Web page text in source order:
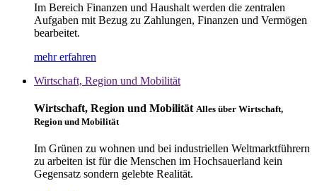
Im Bereich Finanzen und Haushalt werden die zentralen
Aufgaben mit Bezug zu Zahlungen, Finanzen und Vermögen
bearbeitet.
mehr erfahren
Wirtschaft, Region und Mobilität
Wirtschaft, Region und Mobilität Alles über Wirtschaft,
Region und Mobilität
Im Grünen zu wohnen und bei industriellen Weltmarktführern
zu arbeiten ist für die Menschen im Hochsauerland kein
Gegensatz sondern gelebte Realität.